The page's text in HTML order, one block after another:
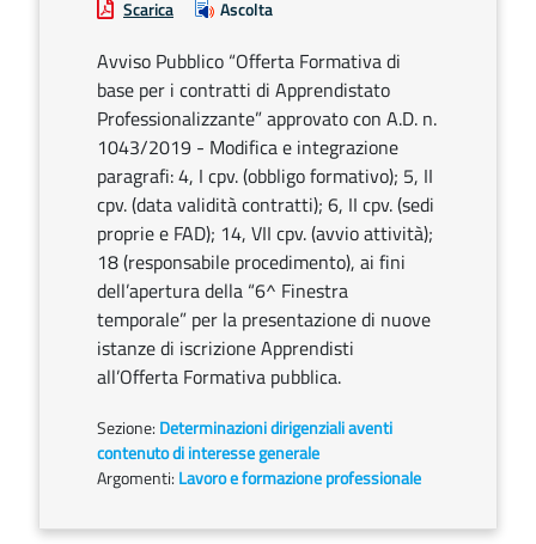
Scarica Ascolta
Avviso Pubblico “Offerta Formativa di
base per i contratti di Apprendistato
Professionalizzante” approvato con A.D. n.
1043/2019 - Modifica e integrazione
paragrafi: 4, I cpv. (obbligo formativo); 5, II
cpv. (data validità contratti); 6, II cpv. (sedi
proprie e FAD); 14, VII cpv. (avvio attività);
18 (responsabile procedimento), ai fini
dell’apertura della “6^ Finestra
temporale” per la presentazione di nuove
istanze di iscrizione Apprendisti
all’Offerta Formativa pubblica.
Sezione: Determinazioni dirigenziali aventi
contenuto di interesse generale
Argomenti: Lavoro e formazione professionale